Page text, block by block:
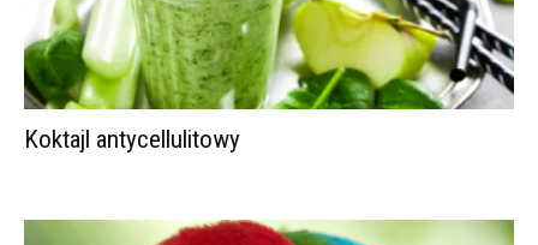
Koktajl antycellulitowy